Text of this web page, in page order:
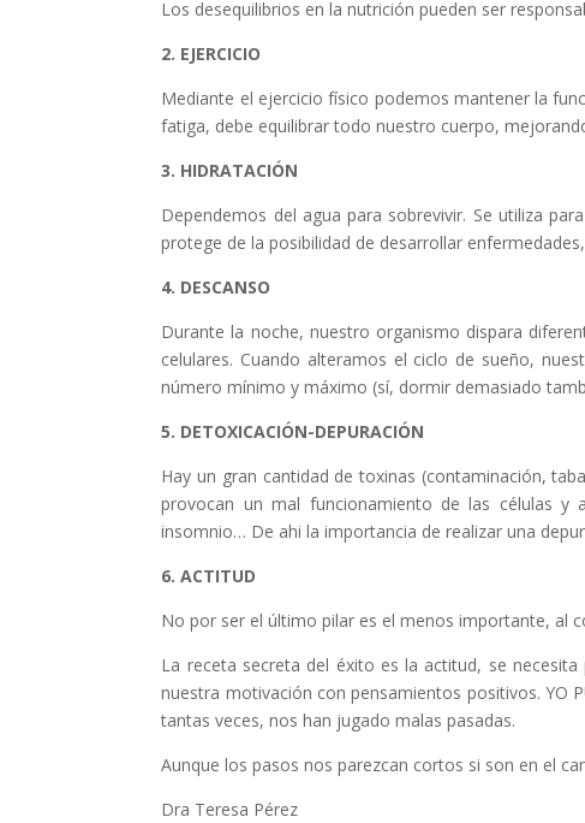
Los desequilibrios en la nutrición pueden ser
2. EJERCICIO
Mediante el ejercicio físico podemos mantener la
fatiga, debe equilibrar todo nuestro cuerpo,
3. HIDRATACIÓN
Dependemos del agua para sobrevivir. Se utiliza
protege de la posibilidad de desarrollar
4. DESCANSO
Durante la noche, nuestro organismo dispara
celulares. Cuando alteramos el ciclo de sueño,
número mínimo y máximo (sí, dormir demasiado
5. DETOXICACIÓN-DEPURACIÓN
Hay un gran cantidad de toxinas (contaminación,
provocan un mal funcionamiento de las células y
insomnio… De ahi la importancia de realizar una
6. ACTITUD
No por ser el último pilar es el menos importante, al
La receta secreta del éxito es la actitud, se
nuestra motivación con pensamientos positivos. YO
tantas veces, nos han jugado malas pasadas.
Aunque los pasos nos parezcan cortos si son en el
Dra Teresa Pérez